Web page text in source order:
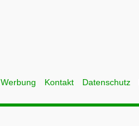
Werbung Kontakt Datenschutz